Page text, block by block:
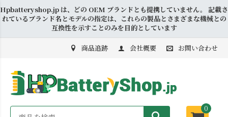
Hpbatteryshop.jp は、どの OEM ブランドとも提携していません。 記載さ
れているブランド名とモデルの指定は、これらの製品とさまざまな機械との
互換性を示すことのみを目的としています
商品追跡 会社概要 お問い合わせ
0